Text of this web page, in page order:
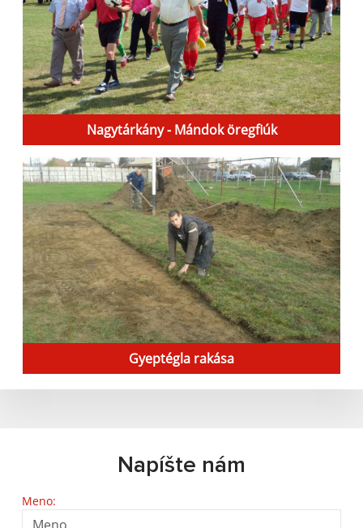
Nagytárkány - Mándok öregfiúk
Gyeptégla rakása
Napíšte nám
Meno: